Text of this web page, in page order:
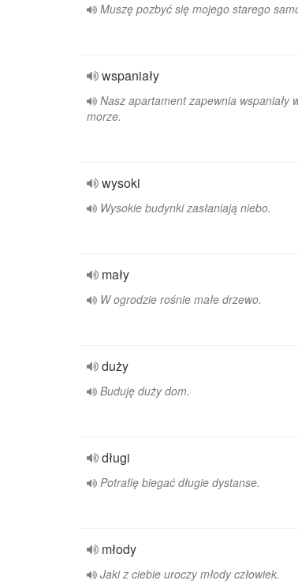
Muszę pozbyć się mojego starego
wspaniały
Nasz apartament zapewnia wspaniały
morze.
wysoki
Wysokie budynki zasłaniają niebo.
mały
W ogrodzie rośnie małe drzewo.
duży
Buduję duży dom.
długi
Potrafię biegać długie dystanse.
młody
Jaki z ciebie uroczy młody człowiek.